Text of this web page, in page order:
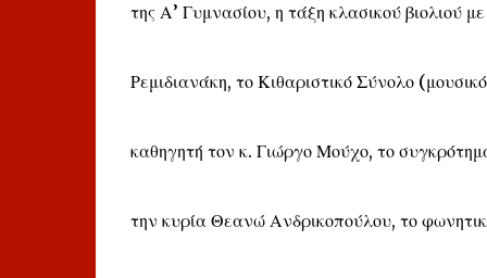
της Α’ Γυμνασίου, η τάξη κλασικού βιολιού
Ρεμιδιανάκη, το Κιθαριστικό Σύνολο
καθηγητή τον κ. Γιώργο Μούχο, το
την κυρία Θεανώ Ανδρικοπούλου, το